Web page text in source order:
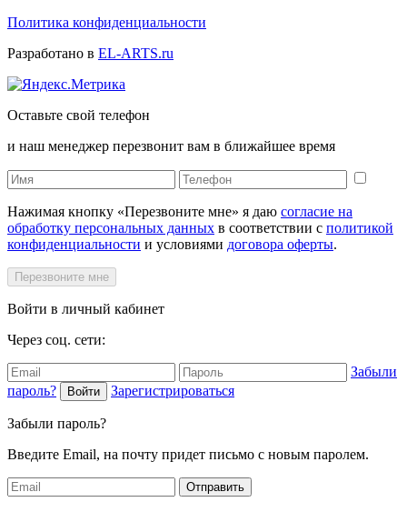
Политика конфиденциальности
Разработано в EL-ARTS.ru
Оставьте свой телефон
и наш менеджер перезвонит вам в ближайшее время
Нажимая кнопку «Перезвоните мне» я даю согласие на
обработку персональных данных в соответствии с политикой
конфиденциальности и условиями договора оферты.
Перезвоните мне
Войти в личный кабинет
Через соц. сети:
Забыли
пароль?
Войти Зарегистрироваться
Забыли пароль?
Введите Email, на почту придет письмо с новым паролем.
Отправить